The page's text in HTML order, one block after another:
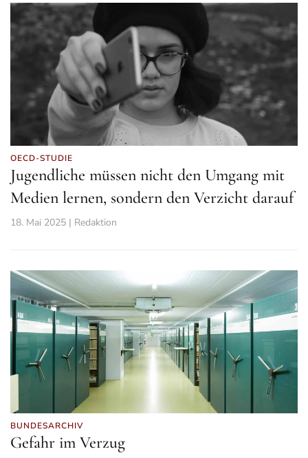
OECD-STUDIE
Jugendliche müssen nicht den Umgang mit
Medien lernen, sondern den Verzicht darauf
18. Mai 2025 | Redaktion
BUNDESARCHIV
Gefahr im Verzug